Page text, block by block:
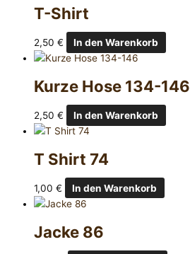
T-Shirt
2,50 € In den Warenkorb
Kurze Hose 134-146
2,50 € In den Warenkorb
T Shirt 74
1,00 € In den Warenkorb
Jacke 86